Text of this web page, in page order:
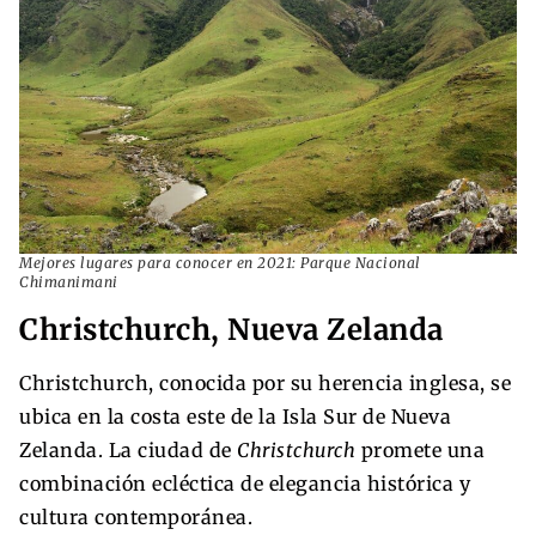
Mejores lugares para conocer en 2021: Parque Nacional
Chimanimani
Christchurch, Nueva Zelanda
Christchurch, conocida por su herencia inglesa, se
ubica en la costa este de la Isla Sur de Nueva
Zelanda. La ciudad de Christchurch promete una
combinación ecléctica de elegancia histórica y
cultura contemporánea.